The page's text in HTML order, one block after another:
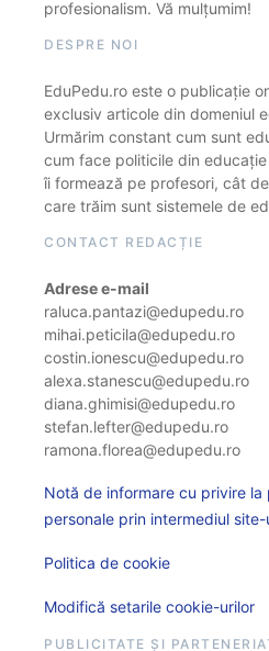
profesionalism. Vă mulțumim!
DESPRE NOI
EduPedu.ro este o publicație
exclusiv articole din domeniul
Urmărim constant cum sunt
cum face politicile din
îi formează pe profesori, cât
care trăim sunt sistemele de
CONTACT REDACȚIE
Adrese e-mail
raluca.pantazi@edupedu.ro
mihai.peticila@edupedu.ro
costin.ionescu@edupedu.ro
alexa.stanescu@edupedu.ro
diana.ghimisi@edupedu.ro
stefan.lefter@edupedu.ro
ramona.florea@edupedu.ro
Notă de informare cu privire
personale prin intermediul site-
Politica de cookie
Modifică setarile cookie-urilor
PUBLICITATE ȘI